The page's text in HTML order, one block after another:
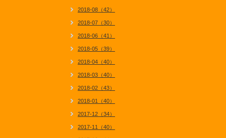
2018-08（42）
2018-07（30）
2018-06（41）
2018-05（39）
2018-04（40）
2018-03（40）
2018-02（43）
2018-01（40）
2017-12（34）
2017-11（40）